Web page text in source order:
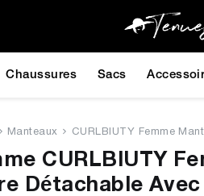
Chaussures Sacs
Manteaux CURLBIUTY Femme
CURLBIUTY
Détachable